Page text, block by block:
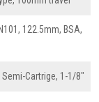
122.5mm, BSA,
Semi-Cartrige, 1-1/8"